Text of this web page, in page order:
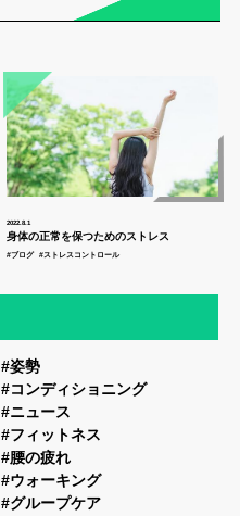
2022.8.1
身体の正常を保つためのストレス
#ブログ #ストレスコントロール
#姿勢
#コンディショニング
#ニュース
#フィットネス
#腰の疲れ
#ウォーキング
#グループケア